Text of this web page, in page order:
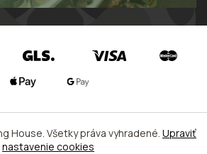
House. Všetky práva vyhradené. Upraviť
nastavenie cookies